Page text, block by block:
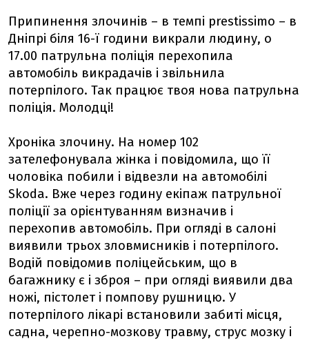
Припинення злочинів – в темпі prestissimo – в
Дніпрі біля 16-ї години викрали людину, о
17.00 патрульна поліція перехопила
автомобіль викрадачів і звільнила
потерпілого. Так працює твоя нова патрульна
поліція. Молодці!
Хроніка злочину. На номер 102
зателефонувала жінка і повідомила, що її
чоловіка побили і відвезли на автомобілі
Skoda. Вже через годину екіпаж патрульної
поліції за орієнтуванням визначив і
перехопив автомобіль. При огляді в салоні
виявили трьох зловмисників і потерпілого.
Водій повідомив поліцейським, що в
багажнику є і зброя – при огляді виявили два
ножі, пістолет і помпову рушницю. У
потерпілого лікарі встановили забиті місця,
садна, черепно-мозкову травму, струс мозку і